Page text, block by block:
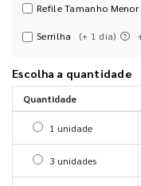
Refile Tamanho Menor
Serrilha (+ 1 dia)
Escolha a quantidade
Quantidade
Selecionar 1 unidade
1 unidade
Selecionar 3
3 unidades